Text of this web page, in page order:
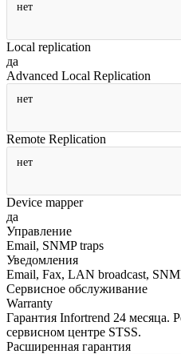
нет
Local replication
да
Advanced Local Replication
нет
Remote Replication
нет
Device mapper
да
Управление
Email, SNMP traps
Уведомления
Email, Fax, LAN broadcast,
Сервисное обслуживание
Warranty
Гарантия Infortrend 24 месяца.
сервисном центре STSS.
Расширенная гарантия